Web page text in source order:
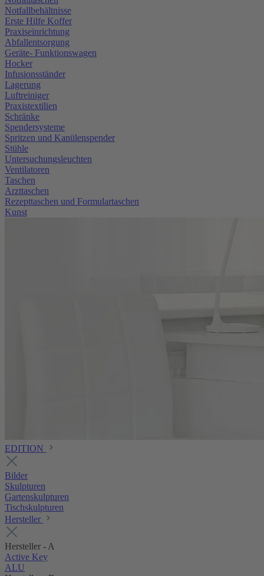
Notfallbehältnisse
Erste Hilfe Koffer
Praxiseinrichtung
Abfallentsorgung
Geräte- Funktionswagen
Hocker
Infusionsständer
Lagerung
Luftreiniger
Praxistextilien
Schränke
Spendersysteme
Spritzen und Kanülenspender
Stühle
Untersuchungsleuchten
Ventilatoren
Taschen
Arzttaschen
Rezepttaschen und Formulartaschen
Kunst
EDITION
Bilder
Skulpturen
Gartenskulpturen
Tischskulpturen
Hersteller
Hersteller - A
Active Key
ALU